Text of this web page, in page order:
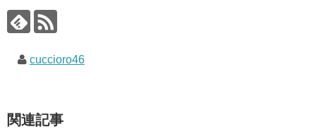
cuccioro46
関連記事